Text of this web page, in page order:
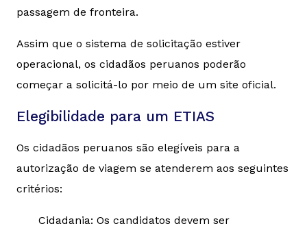
passagem de fronteira.
Assim que o sistema de solicitação estiver
operacional, os cidadãos peruanos poderão
começar a solicitá-lo por meio de um site oficial.
Elegibilidade para um ETIAS
Os cidadãos peruanos são elegíveis para a
autorização de viagem se atenderem aos seguintes
critérios:
Cidadania: Os candidatos devem ser